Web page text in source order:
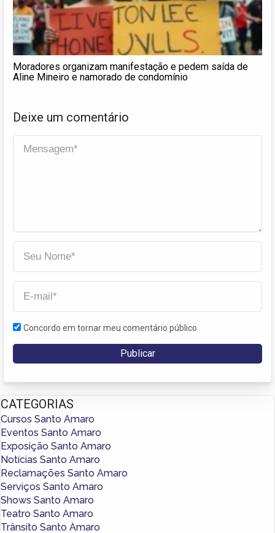
Moradores organizam manifestação e pedem saída de
Aline Mineiro e namorado de condomínio
Deixe um comentário
Concordo em tornar meu comentário público
CATEGORIAS
Cursos Santo Amaro
Eventos Santo Amaro
Exposição Santo Amaro
Notícias Santo Amaro
Reclamações Santo Amaro
Serviços Santo Amaro
Shows Santo Amaro
Teatro Santo Amaro
Trânsito Santo Amaro